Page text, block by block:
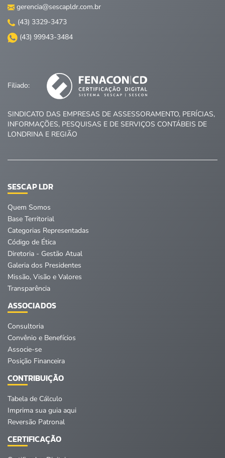
gerencia@sescapldr.com.br
(43) 3329-3473
(43) 99943-3484
Filiado:
SINDICATO DAS EMPRESAS DE ASSESSORAMENTO, PERÍCIAS,
INFORMAÇÕES, PESQUISAS E DE SERVIÇOS CONTÁBEIS DE
LONDRINA E REGIÃO
SESCAP LDR
Quem Somos
Base Territorial
Categorias Representadas
Código de Ética
Diretoria - Gestão Atual
Galeria dos Presidentes
Missão, Visão e Valores
Transparência
ASSOCIADOS
Consultoria
Convênio e Benefícios
Associe-se
Posição Financeira
CONTRIBUIÇÃO
Tabela de Cálculo
Imprima sua guia aqui
Reversão Patronal
CERTIFICAÇÃO